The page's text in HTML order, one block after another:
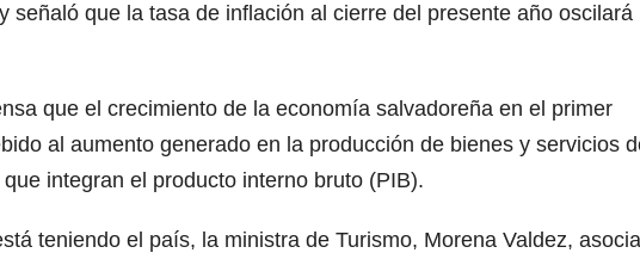
señaló que la tasa de inflación al cierre del presente año oscilará
que el crecimiento de la economía salvadoreña en el primer
al aumento generado en la producción de bienes y servicios
integran el producto interno bruto (PIB).
teniendo el país, la ministra de Turismo, Morena Valdez,